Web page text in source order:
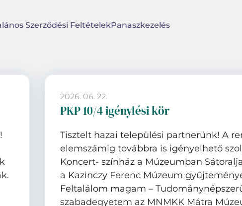
Szerződési FeltételekPanaszkezelés
2026. 06. 22.
PKP 10/4 igénylési kör
Tisztelt hazai települési partnerünk! A
elemszámig továbbra is igényelhető
Koncert- színház a Múzeumban
a Kazinczy Ferenc Múzeum
Feltalálom magam –
szabadegyetem az MNMKK Mátra